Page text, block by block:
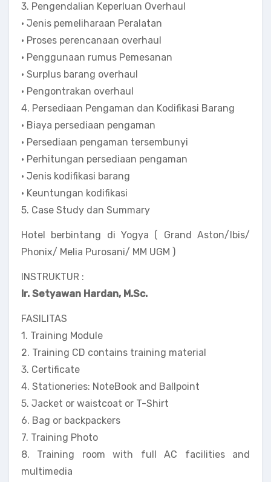
3. Pengendalian Keperluan Overhaul
• Jenis pemeliharaan Peralatan
• Proses perencanaan overhaul
• Penggunaan rumus Pemesanan
• Surplus barang overhaul
• Pengontrakan overhaul
4. Persediaan Pengaman dan Kodifikasi Barang
• Biaya persediaan pengaman
• Persediaan pengaman tersembunyi
• Perhitungan persediaan pengaman
• Jenis kodifikasi barang
• Keuntungan kodifikasi
5. Case Study dan Summary
Hotel berbintang di Yogya ( Grand Aston/Ibis/
Phonix/ Melia Purosani/ MM UGM )
INSTRUKTUR :
Ir. Setyawan Hardan, M.Sc.
FASILITAS
1. Training Module
2. Training CD contains training material
3. Certificate
4. Stationeries: NoteBook and Ballpoint
5. Jacket or waistcoat or T-Shirt
6. Bag or backpackers
7. Training Photo
8. Training room with full AC facilities and
multimedia